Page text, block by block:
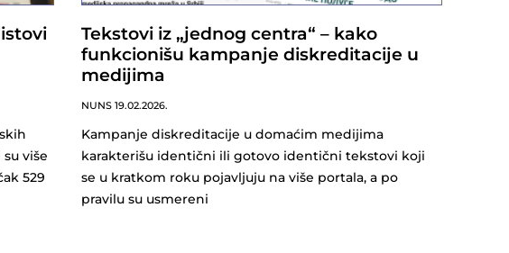
više
529
Tekstovi iz „jednog centra“ – kako
funkcionišu kampanje diskreditacije u
medijima
NUNS 19.02.2026.
Kampanje diskreditacije u domaćim medijima
karakterišu identični ili gotovo identični tekstovi koji
se u kratkom roku pojavljuju na više portala, a po
pravilu su usmereni